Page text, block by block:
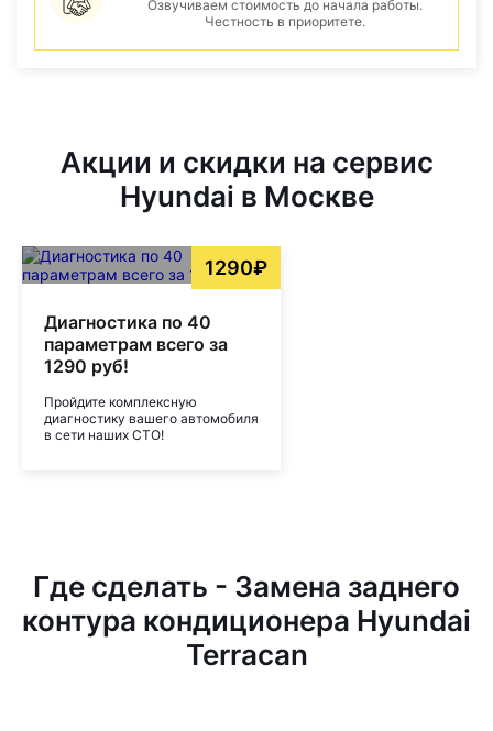
Озвучиваем стоимость до начала работы.
Честность в приоритете.
Акции и скидки на сервис
Hyundai в Москве
1290₽
Диагностика по 40
параметрам всего за
1290 руб!
Пройдите комплексную
диагностику вашего автомобиля
в сети наших СТО!
Где сделать - Замена заднего
контура кондиционера Hyundai
Terracan